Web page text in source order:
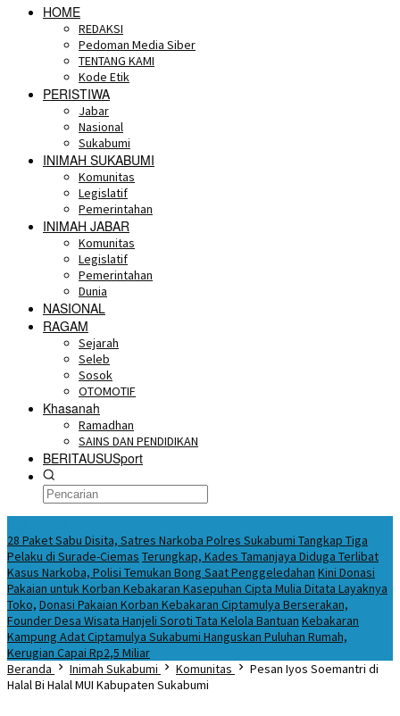
HOME
REDAKSI
Pedoman Media Siber
TENTANG KAMI
Kode Etik
PERISTIWA
Jabar
Nasional
Sukabumi
INIMAH SUKABUMI
Komunitas
Legislatif
Pemerintahan
INIMAH JABAR
Komunitas
Legislatif
Pemerintahan
Dunia
NASIONAL
RAGAM
Sejarah
Seleb
Sosok
OTOMOTIF
Khasanah
Ramadhan
SAINS DAN PENDIDIKAN
BERITAUSUSport
28 Paket Sabu Disita, Satres Narkoba Polres Sukabumi Tangkap Tiga
Pelaku di Surade-Ciemas Terungkap, Kades Tamanjaya Diduga Terlibat
Kasus Narkoba, Polisi Temukan Bong Saat Penggeledahan Kini Donasi
Pakaian untuk Korban Kebakaran Kasepuhan Cipta Mulia Ditata Layaknya
Toko, Donasi Pakaian Korban Kebakaran Ciptamulya Berserakan,
Founder Desa Wisata Hanjeli Soroti Tata Kelola Bantuan Kebakaran
Kampung Adat Ciptamulya Sukabumi Hanguskan Puluhan Rumah,
Kerugian Capai Rp2,5 Miliar
Beranda
Inimah Sukabumi Komunitas
Pesan Iyos Soemantri di
Halal Bi Halal MUI Kabupaten Sukabumi